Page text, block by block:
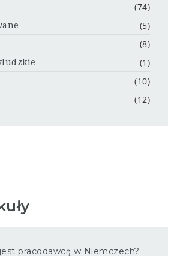
(74)
(5)
(8)
(1)
(10)
(12)
pracodawcą w Niemczech?